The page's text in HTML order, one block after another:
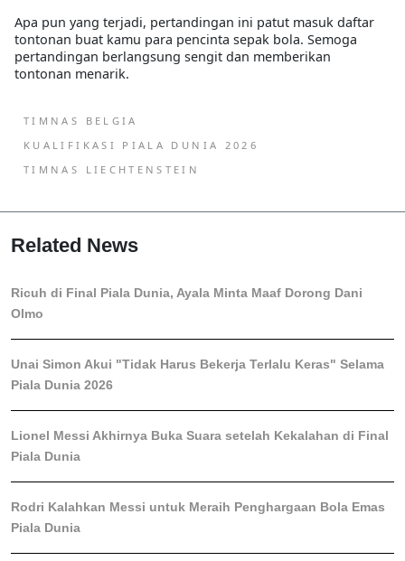
Apa pun yang terjadi, pertandingan ini patut masuk daftar
tontonan buat kamu para pencinta sepak bola. Semoga
pertandingan berlangsung sengit dan memberikan
tontonan menarik.
TIMNAS BELGIA
KUALIFIKASI PIALA DUNIA 2026
TIMNAS LIECHTENSTEIN
Related News
Ricuh di Final Piala Dunia, Ayala Minta Maaf Dorong Dani
Olmo
Unai Simon Akui "Tidak Harus Bekerja Terlalu Keras" Selama
Piala Dunia 2026
Lionel Messi Akhirnya Buka Suara setelah Kekalahan di Final
Piala Dunia
Rodri Kalahkan Messi untuk Meraih Penghargaan Bola Emas
Piala Dunia